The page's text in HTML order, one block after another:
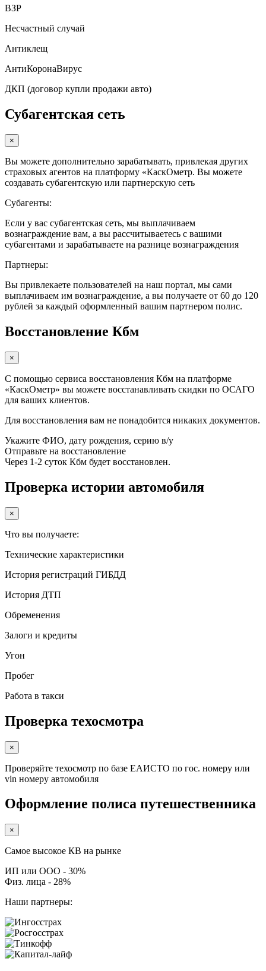
ВЗР
Несчастный случай
Антиклещ
АнтиКоронаВирус
ДКП (договор купли продажи авто)
Субагентская сеть
×
Вы можете дополнительно зарабатывать, привлекая других
страховых агентов на платформу «КаскОметр. Вы можете
создавать субагентскую или партнерскую сеть
Субагенты:
Если у вас субагентская сеть, мы выплачиваем
вознаграждение вам, а вы рассчитываетесь с вашими
субагентами и зарабатываете на разнице вознаграждения
Партнеры:
Вы привлекаете пользователей на наш портал, мы сами
выплачиваем им вознаграждение, а вы получаете от 60 до 120
рублей за каждый оформленный вашим партнером полис.
Восстановление Кбм
×
С помощью сервиса восстановления Кбм на платформе
«КаскОметр» вы можете восстанавливать скидки по ОСАГО
для ваших клиентов.
Для восстановления вам не понадобится никаких документов.
Укажите ФИО, дату рождения, серию в/у
Отправьте на восстановление
Через 1-2 суток Кбм будет восстановлен.
Проверка истории автомобиля
×
Что вы получаете:
Технические характеристики
История регистраций ГИБДД
История ДТП
Обременения
Залоги и кредиты
Угон
Пробег
Работа в такси
Проверка техосмотра
×
Проверяйте техосмотр по базе ЕАИСТО по гос. номеру или
vin номеру автомобиля
Оформление полиса путешественника
×
Самое высокое КВ на рынке
ИП или ООО - 30%
Физ. лица - 28%
Наши партнеры: